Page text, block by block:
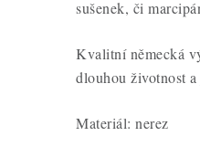
sušenek, či
Kvalitní německá
dlouhou životnost
Materiál: nerez